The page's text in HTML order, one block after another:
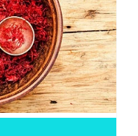
электронное
техники
сырья на каждый
5).